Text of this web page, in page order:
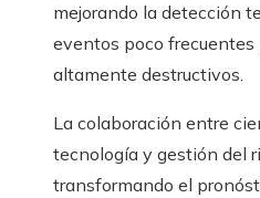
mejorando la detección
eventos poco frecuentes
altamente destructivos.
La colaboración entre
tecnología y gestión del
transformando el